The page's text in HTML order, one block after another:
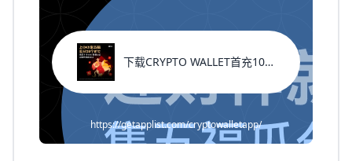
下载CRYPTO WALLET首充100%返现
https://getapplist.com/cryptowalletapp/